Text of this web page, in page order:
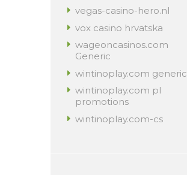
vegas-casino-hero.nl
vox casino hrvatska
wageoncasinos.com
Generic
wintinoplay.com generic
wintinoplay.com pl
promotions
wintinoplay.com-cs